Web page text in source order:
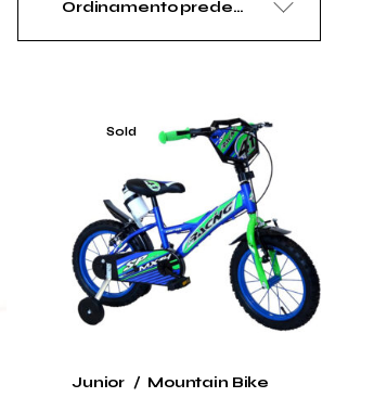
Ordinamento predefinito
Sold
Junior Mountain Bike